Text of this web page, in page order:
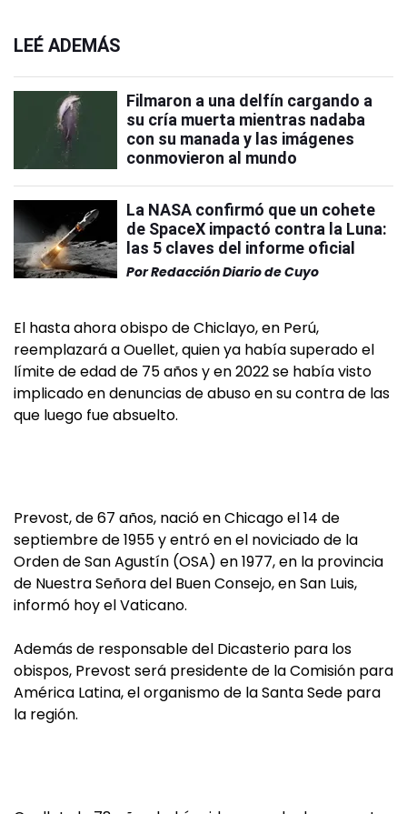
LEÉ ADEMÁS
Filmaron a una delfín cargando a
su cría muerta mientras nadaba
con su manada y las imágenes
conmovieron al mundo
La NASA confirmó que un cohete
de SpaceX impactó contra la Luna:
las 5 claves del informe oficial
PorRedacción Diario de Cuyo
El hasta ahora obispo de Chiclayo, en Perú,
reemplazará a Ouellet, quien ya había superado el
límite de edad de 75 años y en 2022 se había visto
implicado en denuncias de abuso en su contra de las
que luego fue absuelto.
Prevost, de 67 años, nació en Chicago el 14 de
septiembre de 1955 y entró en el noviciado de la
Orden de San Agustín (OSA) en 1977, en la provincia
de Nuestra Señora del Buen Consejo, en San Luis,
informó hoy el Vaticano.
Además de responsable del Dicasterio para los
obispos, Prevost será presidente de la Comisión para
América Latina, el organismo de la Santa Sede para
la región.